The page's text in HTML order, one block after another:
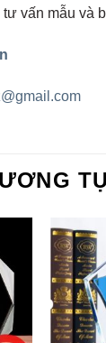
vấn mẫu và